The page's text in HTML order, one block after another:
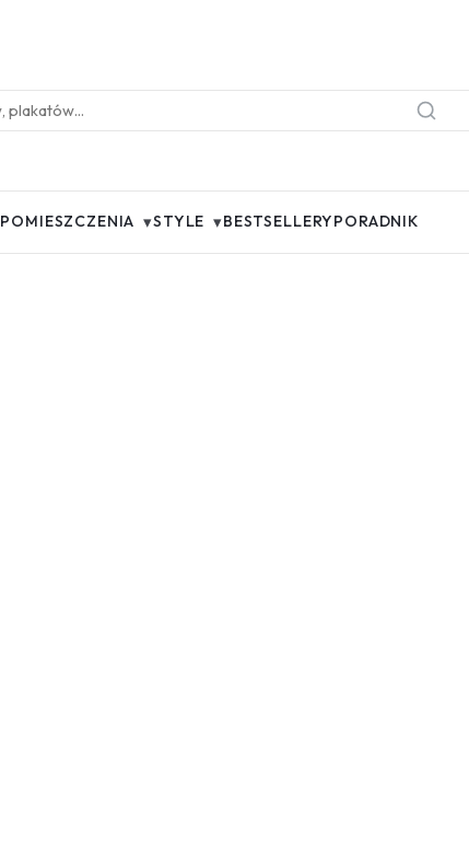
POMIESZCZENIA ▾STYLE ▾BESTSELLERYPORADNIK